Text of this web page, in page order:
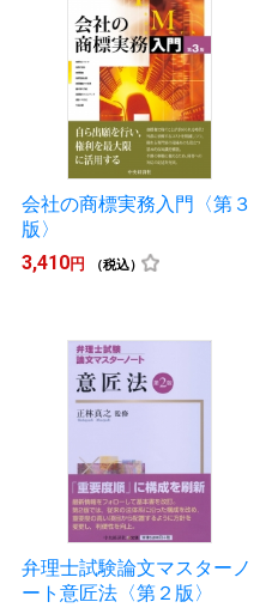
会社の商標実務入門〈第３
版〉
3,410円 （税込）
弁理士試験論文マスターノ
ート意匠法〈第２版〉